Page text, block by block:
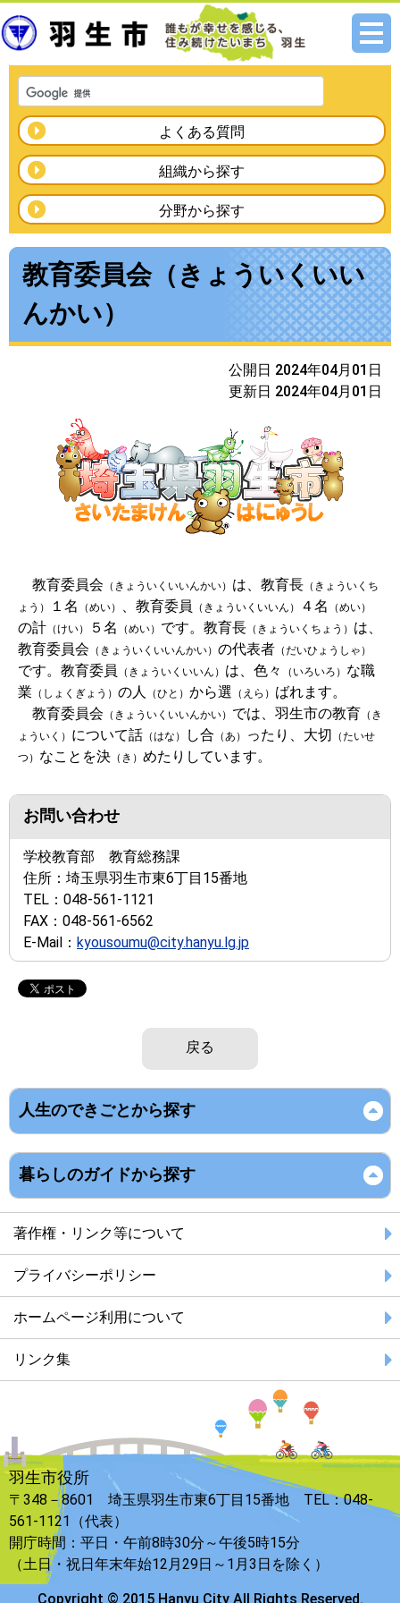
メニ
よくある質問
組織から探す
分野から探す
教育委員会（きょういくいい
んかい）
公開日 2024年04月01日
更新日 2024年04月01日
教育委員会 （きょういくいいんかい） は、教育長 （きょういくち
ょう）
１名 （めい） 、教育委員 （きょういくいいん） ４名 （めい）
の計 （けい） ５名 （めい） です。教育長 （きょういくちょう） は、
教育委員会 （きょういくいいんかい） の代表者 （だいひょうしゃ）
です。教育委員 （きょういくいいん） は、色々 （いろいろ） な職
業 （しょくぎょう） の人 （ひと） から選 （えら） ばれます。
教育委員会 （きょういくいいんかい） では、羽生市の教育 （き
ょういく） について話 （はな） し合 （あ） ったり、大切 （たいせ
つ） なことを決 （き） めたりしています。
お問い合わせ
学校教育部 教育総務課
住所： 埼玉県羽生市東6丁目15番地
TEL： 048-561-1121
FAX： 048-561-6562
E-Mail： kyousoumu@city.hanyu.lg.jp
戻る
人生のできごとから探す
暮らしのガイドから探す
著作権・リンク等について
プライバシーポリシー
ホームページ利用について
リンク集
羽生市役所
〒348－8601 埼玉県羽生市東6丁目15番地 TEL：048-
561-1121（代表）
開庁時間：平日・午前8時30分～午後5時15分
（土日・祝日年末年始12月29日～1月3日を除く）
Copyright © 2015 Hanyu City All Rights Reserved.